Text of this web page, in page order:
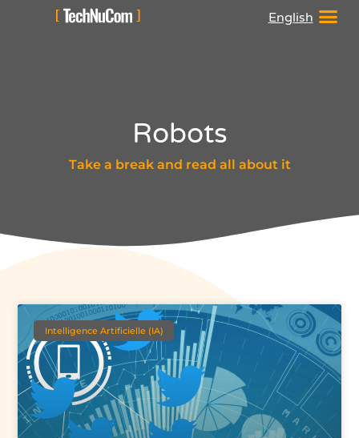
English
Robots
Take a break and read all about it
Intelligence Artificielle (IA)